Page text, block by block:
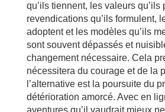
qu’ils tiennent, les valeurs qu’ils
revendications qu’ils formulent,
adoptent et les modèles qu’ils
sont souvent dépassés et
changement nécessaire. Cela
nécessitera du courage et de la
l’alternative est la poursuite du
détérioration amorcé. Avec en
aventures qu’il vaudrait mieux